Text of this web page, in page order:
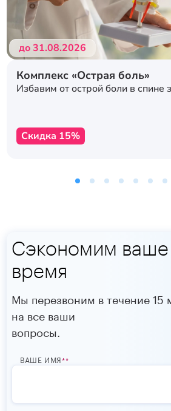
до 31.08.2026
Комплекс «Острая боль»
Избавим от острой боли в спине
Скидка 15%
Сэкономим ваше
время
Мы перезвоним в течение 15
на все ваши
вопросы.
ВАШЕ ИМЯ*